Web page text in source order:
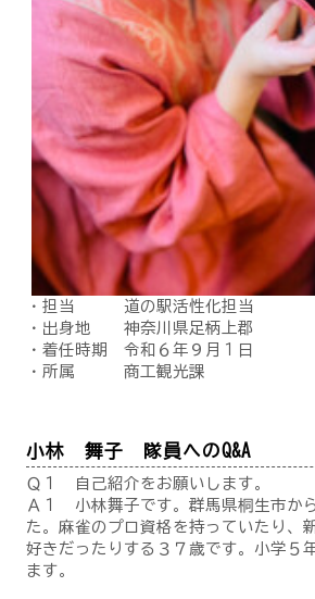
・担当 道の駅活性化担当
・出身地 神奈川県足柄上郡
・着任時期 令和６年９月１日
・所属 商工観光課
小林 舞子 隊員へのQ&A
Ｑ１ 自己紹介をお願いします。
Ａ１ 小林舞子です。群馬県桐生市か
た。麻雀のプロ資格を持っていたり、
好きだったりする３７歳です。小学５
ます。